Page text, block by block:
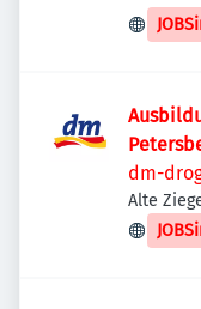
dm-
Alte